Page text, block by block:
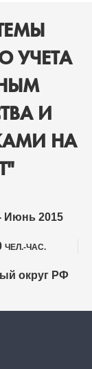
УЧЕТА
И
НА
Июнь 2015
ЧЕЛ.-ЧАС.
округ РФ